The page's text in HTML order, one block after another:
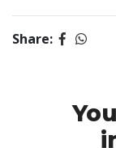
Share: